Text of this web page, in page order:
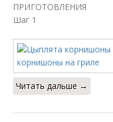
ПРИГОТОВЛЕНИЯ
Шаг 1
Читать дальше →